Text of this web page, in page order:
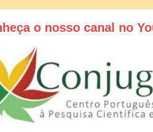
o nosso canal no